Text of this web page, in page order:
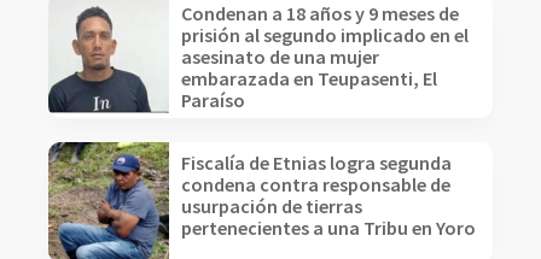
Condenan a 18 años y 9 meses de
prisión al segundo implicado en el
asesinato de una mujer
embarazada en Teupasenti, El
Paraíso
Fiscalía de Etnias logra segunda
condena contra responsable de
usurpación de tierras
pertenecientes a una Tribu en Yoro